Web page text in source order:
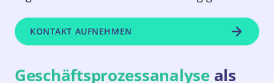
KONTAKT AUFNEHMEN
Geschäftsprozessanalyseals